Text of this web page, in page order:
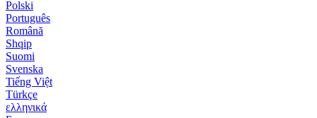
Polski
Português
Română
Shqip
Suomi
Svenska
Tiếng Việt
Türkçe
ελληνικά